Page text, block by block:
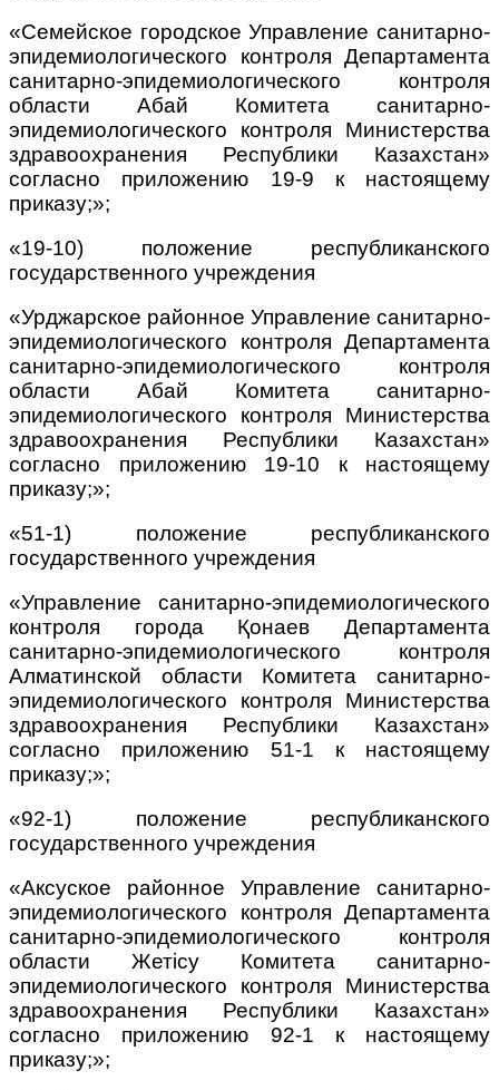
«Семейское городское Управление санитарно-
эпидемиологического контроля Департамента
санитарно-эпидемиологического контроля
области Абай Комитета санитарно-
эпидемиологического контроля Министерства
здравоохранения Республики Казахстан»
согласно приложению 19-9 к настоящему
приказу;»;
«19-10) положение республиканского
государственного учреждения
«Урджарское районное Управление санитарно-
эпидемиологического контроля Департамента
санитарно-эпидемиологического контроля
области Абай Комитета санитарно-
эпидемиологического контроля Министерства
здравоохранения Республики Казахстан»
согласно приложению 19-10 к настоящему
приказу;»;
«51-1) положение республиканского
государственного учреждения
«Управление санитарно-эпидемиологического
контроля города Қонаев Департамента
санитарно-эпидемиологического контроля
Алматинской области Комитета санитарно-
эпидемиологического контроля Министерства
здравоохранения Республики Казахстан»
согласно приложению 51-1 к настоящему
приказу;»;
«92-1) положение республиканского
государственного учреждения
«Аксуское районное Управление санитарно-
эпидемиологического контроля Департамента
санитарно-эпидемиологического контроля
области Жетісу Комитета санитарно-
эпидемиологического контроля Министерства
здравоохранения Республики Казахстан»
согласно приложению 92-1 к настоящему
приказу;»;